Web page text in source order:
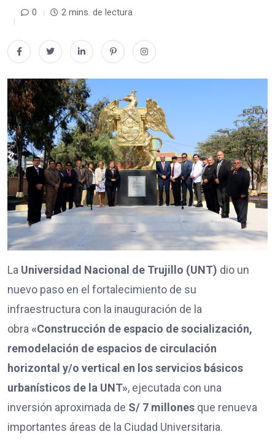
0 2 mins. de lectura
La Universidad Nacional de Trujillo (UNT) dio un
nuevo paso en el fortalecimiento de su
infraestructura con la inauguración de la
obra«Construcción de espacio de socialización,
remodelación de espacios de circulación
horizontal y/o vertical en los servicios básicos
urbanísticos de la UNT», ejecutada con una
inversión aproximada de S/ 7 millones que renueva
importantes áreas de la Ciudad Universitaria.